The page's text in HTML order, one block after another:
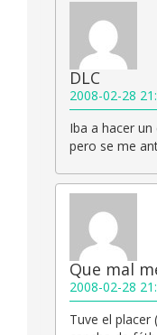
DLC
2008-02-28
Iba a hacer
pero se me
Que mal
2008-02-28
Tuve el placer